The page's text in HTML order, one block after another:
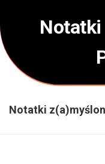
content
Notatki
Notatki